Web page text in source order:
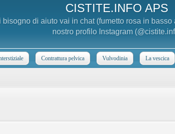
CISTITE.INFO APS
di aiuto vai in chat (fumetto rosa in
nostro profilo Instagram
Contrattura pelvica Vulvodinia La vescica